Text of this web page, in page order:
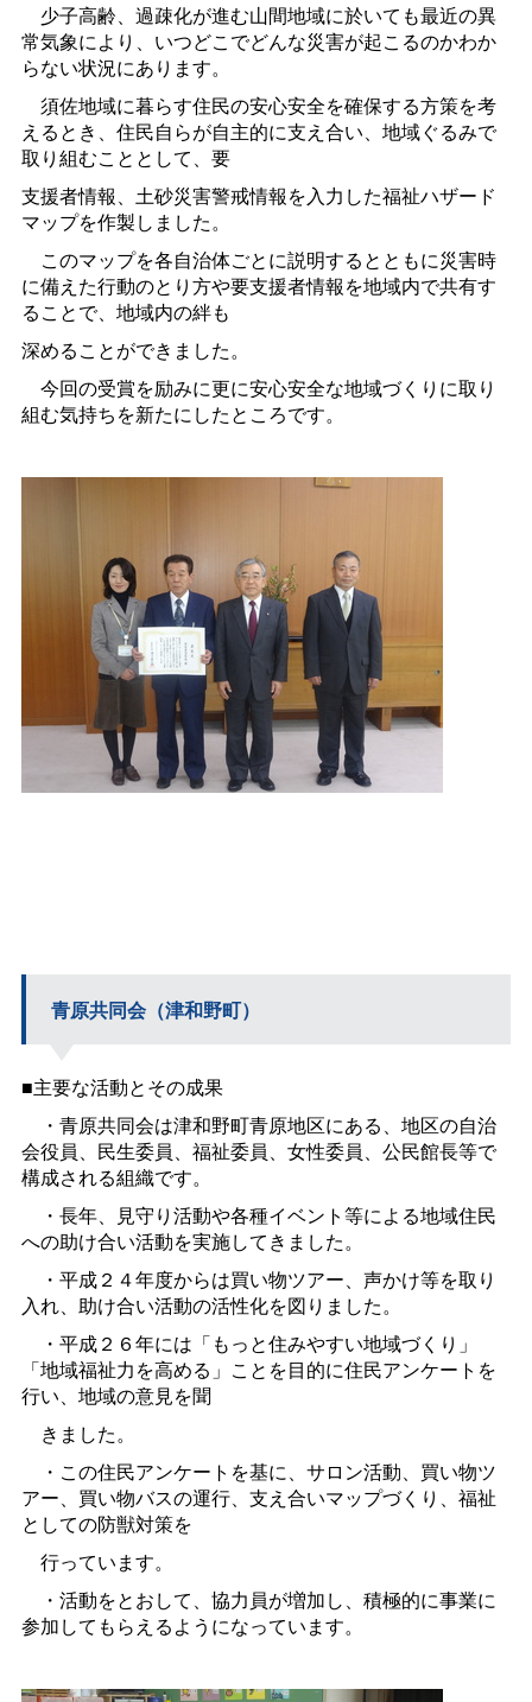
少子高齢、過疎化が進む山間地域に於いても最近の異
常気象により、いつどこでどんな災害が起こるのかわか
らない状況にあります。
須佐地域に暮らす住民の安心安全を確保する方策を考
えるとき、住民自らが自主的に支え合い、地域ぐるみで
取り組むこととして、要
支援者情報、土砂災害警戒情報を入力した福祉ハザード
マップを作製しました。
このマップを各自治体ごとに説明するとともに災害時
に備えた行動のとり方や要支援者情報を地域内で共有す
ることで、地域内の絆も
深めることができました。
今回の受賞を励みに更に安心安全な地域づくりに取り
組む気持ちを新たにしたところです。
青原共同会（津和野町）
■主要な活動とその成果
・青原共同会は津和野町青原地区にある、地区の自治
会役員、民生委員、福祉委員、女性委員、公民館長等で
構成される組織です。
・長年、見守り活動や各種イベント等による地域住民
への助け合い活動を実施してきました。
・平成２４年度からは買い物ツアー、声かけ等を取り
入れ、助け合い活動の活性化を図りました。
・平成２６年には「もっと住みやすい地域づくり」
「地域福祉力を高める」ことを目的に住民アンケートを
行い、地域の意見を聞
きました。
・この住民アンケートを基に、サロン活動、買い物ツ
アー、買い物バスの運行、支え合いマップづくり、福祉
としての防獣対策を
行っています。
・活動をとおして、協力員が増加し、積極的に事業に
参加してもらえるようになっています。